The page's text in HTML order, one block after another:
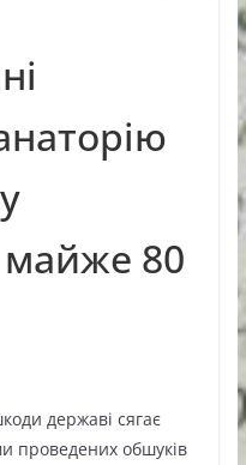
майже 80
державі сягає
проведених обшуків